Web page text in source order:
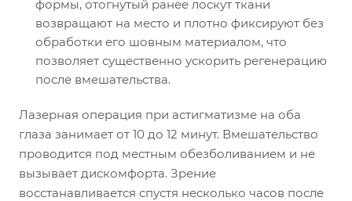
формы, отогнутый ранее лоскут ткани
возвращают на место и плотно фиксируют без
обработки его шовным материалом, что
позволяет существенно ускорить регенерацию
после вмешательства.
Лазерная операция при астигматизме на оба
глаза занимает от 10 до 12 минут. Вмешательство
проводится под местным обезболиванием и не
вызывает дискомфорта. Зрение
восстанавливается спустя несколько часов после